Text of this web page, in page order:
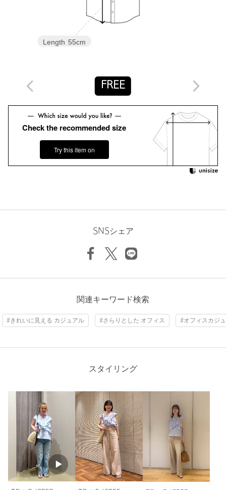
【注意事項】
※商品画像は、光の当たり具合やパソコンなどの閲覧環境によ
り、実際の色味と異なって見える場合がございます。あらかじめ
※商品の色味の目安は、商品単体の画像をご参照ください。
お問い合わせの際は、ユナイテッドアローズ カスタマーサービス
デスクまで下記の品名/品番をお申し付けください。
品名：EM ﾌｨﾌﾞﾘﾙｻﾃﾝ FRL BL 品番：66166000016
注文キャンセル 対象商品
対象商品
WOMEN
カテゴリー トップス | シャツ / ブラウス
FREE
素材 ポリエステル100％
Length 55cm
FREE
Check the recommended size
Try this item on
SNSシェア
関連キーワード検索
#きれいに見える カジュアル #さらりとした オフィス #オフィスカジ
スタイリング